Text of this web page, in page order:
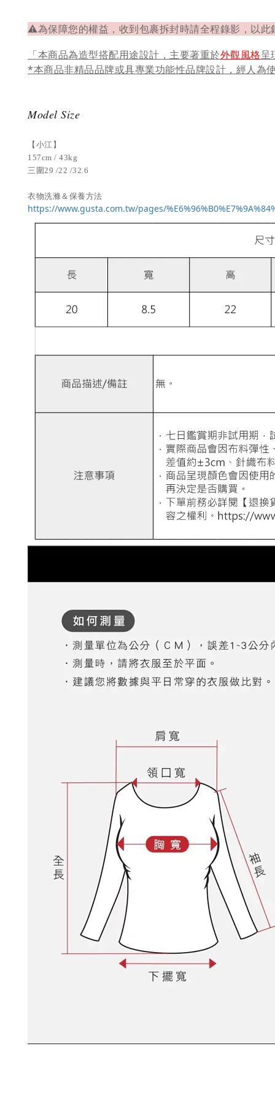
⚠為保障您的權益，收到包裹拆封時請全程錄影，以
「本商品為造型搭配用途設計，主要著重於外觀風格呈
*本商品非精品品牌或具專業功能性品牌設計，經人為
Model Size
【小江】
157cm / 43kg
三圍29 /22 /32.6
衣物洗滌＆保養方法
https://www.gusta.com.tw/pages/